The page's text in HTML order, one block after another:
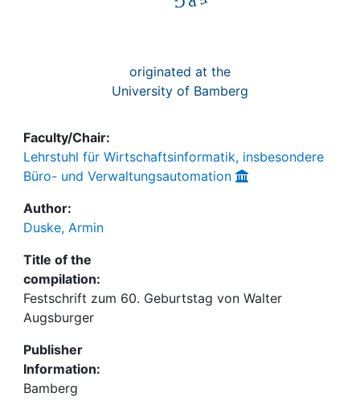
originated at the
University of Bamberg
Faculty/Chair:
Lehrstuhl für Wirtschaftsinformatik, insbesondere
Büro- und Verwaltungsautomation
Author:
Duske, Armin
Title of the
compilation:
Festschrift zum 60. Geburtstag von Walter
Augsburger
Publisher
Information:
Bamberg